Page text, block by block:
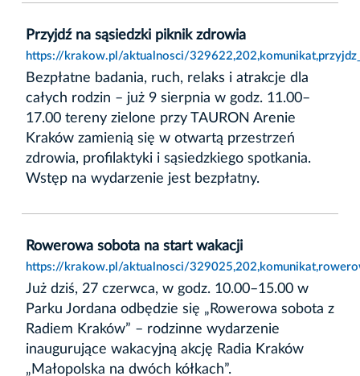
Przyjdź na sąsiedzki piknik zdrowia
https://krakow.pl/aktualnosci/
Bezpłatne badania, ruch, relaks i atrakcje dla
całych rodzin – już 9 sierpnia w godz. 11.00–
17.00 tereny zielone przy TAURON Arenie
Kraków zamienią się w otwartą przestrzeń
zdrowia, profilaktyki i sąsiedzkiego spotkania.
Wstęp na wydarzenie jest bezpłatny.
Rowerowa sobota na start wakacji
https://krakow.pl/aktualnosci/
Już dziś, 27 czerwca, w godz. 10.00–15.00 w
Parku Jordana odbędzie się „Rowerowa sobota z
Radiem Kraków” – rodzinne wydarzenie
inaugurujące wakacyjną akcję Radia Kraków
„Małopolska na dwóch kółkach”.